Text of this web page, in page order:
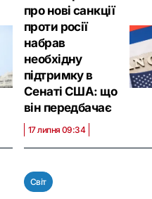
про нові санкції
проти росії
набрав
необхідну
підтримку в
Сенаті США: що
він передбачає
17 липня 09:34
Світ